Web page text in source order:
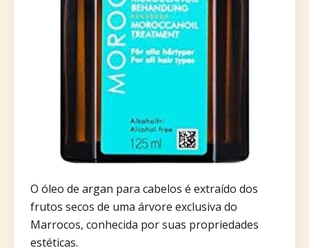
O óleo de argan para cabelos é extraído dos
frutos secos de uma árvore exclusiva do
Marrocos, conhecida por suas propriedades
estéticas.